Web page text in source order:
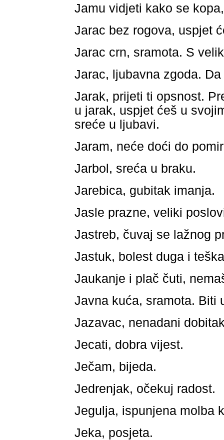
Jamu vidjeti kako se
Jarac bez rogova, uspjet
Jarac crn, sramota. S
Jarac, ljubavna zgoda.
Jarak, prijeti ti opsnost.
u jarak, uspjet ćeš u
sreće u ljubavi.
Jaram, neće doći do
Jarbol, sreća u braku.
Jarebica, gubitak imanja.
Jasle prazne, veliki
Jastreb, čuvaj se lažnog
Jastuk, bolest duga i
Jaukanje i plač čuti,
Javna kuća, sramota. Biti
Jazavac, nenadani
Jecati, dobra vijest.
Ječam, bijeda.
Jedrenjak, očekuj radost.
Jegulja, ispunjena molba
Jeka, posjeta.